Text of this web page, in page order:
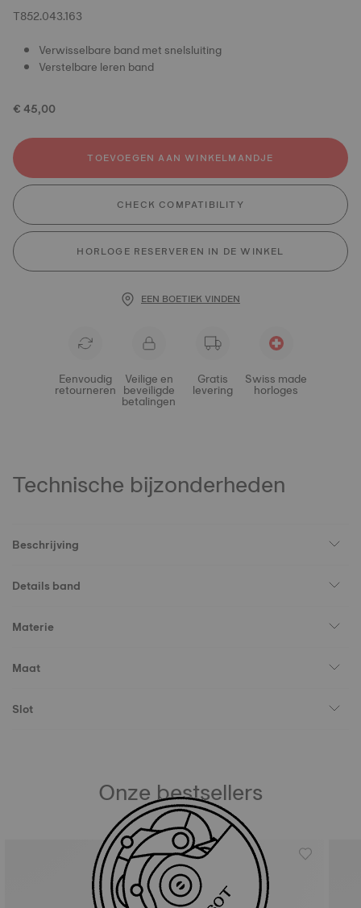
T852.043.163
Verwisselbare band met snelsluiting
Verstelbare leren band
€ 45,00
TOEVOEGEN AAN WINKELMANDJE
CHECK COMPATIBILITY
HORLOGE RESERVEREN IN DE WINKEL
EEN BOETIEK VINDEN
Eenvoudig
retourneren
Veilige en
beveiligde
betalingen
Gratis
levering
Swiss made
horloges
Technische bijzonderheden
Beschrijving
Details band
Materie
Maat
Slot
Onze bestsellers